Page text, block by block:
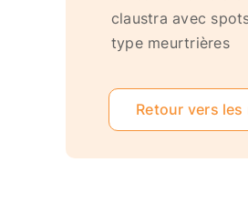
claustra avec
type meurtrières
Retour vers